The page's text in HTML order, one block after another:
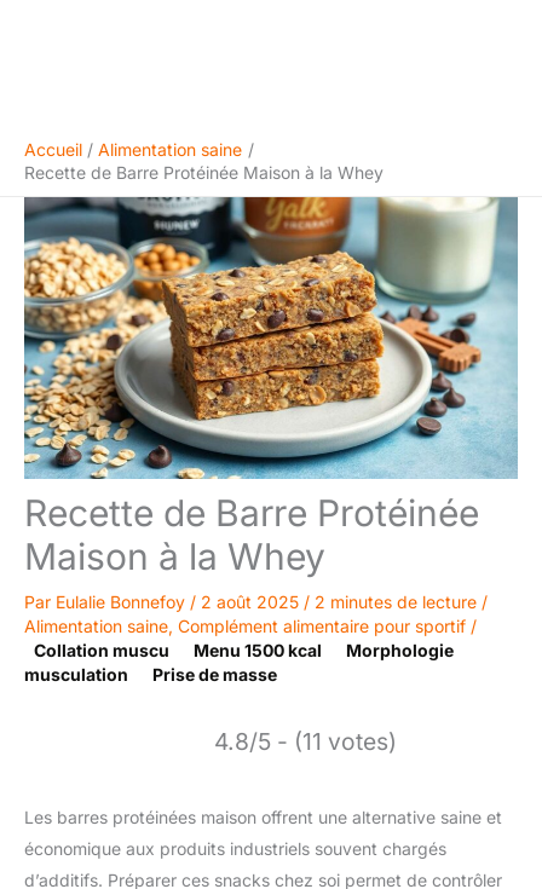
Accueil
Alimentation saine
Recette de Barre Protéinée Maison à la Whey
Recette de Barre Protéinée
Maison à la Whey
Par Eulalie Bonnefoy / 2 août 2025 / 2 minutes de lecture /
Alimentation saine, Complément alimentaire pour sportif /
Collation muscu
Menu 1500 kcal
Morphologie
musculation
Prise de masse
4.8/5 - (11 votes)
Les barres protéinées maison offrent une alternative saine et
économique aux produits industriels souvent chargés
d’additifs. Préparer ces snacks chez soi permet de contrôler